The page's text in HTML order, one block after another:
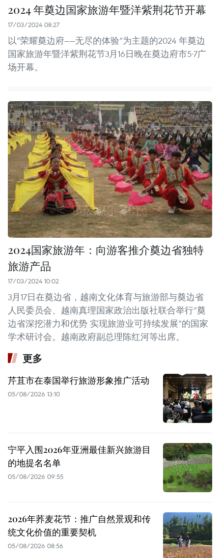
2024 年奠边国家旅游年暨洋紫荆花节开幕
17/03/2024 08:27
以“荣耀奠边府——无尽的体验”为主题的2024 年奠边
国家旅游年暨洋紫荆花节3月16日晚在奠边府市5·7广
场开幕。
2024国家旅游年：向游客推介奠边省独特
旅游产品
17/03/2024 10:02
3月17日在奠边省，越南文化体育与旅游部与奠边省
人民委员会、越南真理国家政治出版社联合举行“奠
边省深挖潜力和优势 实现旅游业可持续发展”的国家
学术研讨会。越南政府副总理陈红河等出席。
更多
芹苴市在泰国举行旅游形象推广活动
05/08/2026 13:10
宁平入围2026年亚洲最佳新兴旅游目
的地提名名单
05/08/2026 09:55
2026年荞麦花节：推广自然景观和传
统文化价值的重要契机
05/08/2026 08:56